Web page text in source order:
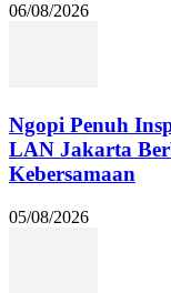
06/08/2026
Ngopi Penuh
LAN Jakarta
Kebersamaan
05/08/2026